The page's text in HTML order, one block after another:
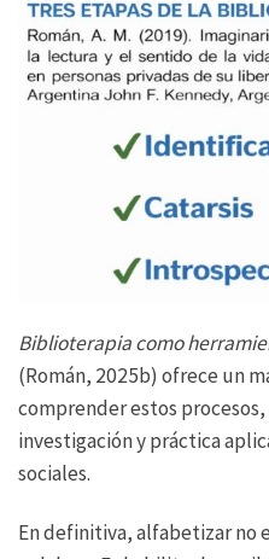
Biblioterapia como
(Román, 2025b) ofrece un
comprender estos
investigación y práctica
sociales.
En definitiva, alfabetizar no